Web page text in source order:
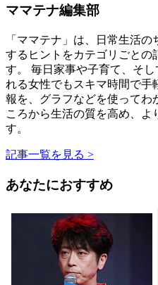
ママテナ編集部
「ママテナ」は、日常生活
するヒントをカテゴリごとの
す。 毎日家事や子育て、そ
れる女性でもスキマ時間で手
報を、グラフなどを使って
ころから生活の質を高め、よ
す。
記事一覧を見る >
あなたにおすすめ